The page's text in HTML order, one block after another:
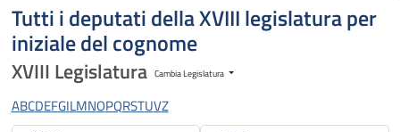
Tutti i deputati della XVIII legislatura per
iniziale del cognome
XVIII Legislatura Cambia Legislatura
ABCDEFGILMNOPQRSTUVZ